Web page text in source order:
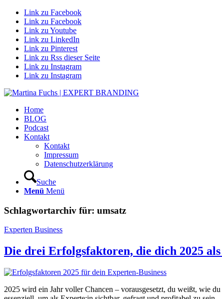
Link zu Facebook
Link zu Facebook
Link zu Youtube
Link zu LinkedIn
Link zu Pinterest
Link zu Rss dieser Seite
Link zu Instagram
Link zu Instagram
Home
BLOG
Podcast
Kontakt
Kontakt
Impressum
Datenschutzerklärung
Suche
Menü Menü
Schlagwortarchiv für: umsatz
Experten Business
Die drei Erfolgsfaktoren, die dich 2025
2025 wird ein Jahr voller Chancen – vorausgesetzt, du weißt, wie